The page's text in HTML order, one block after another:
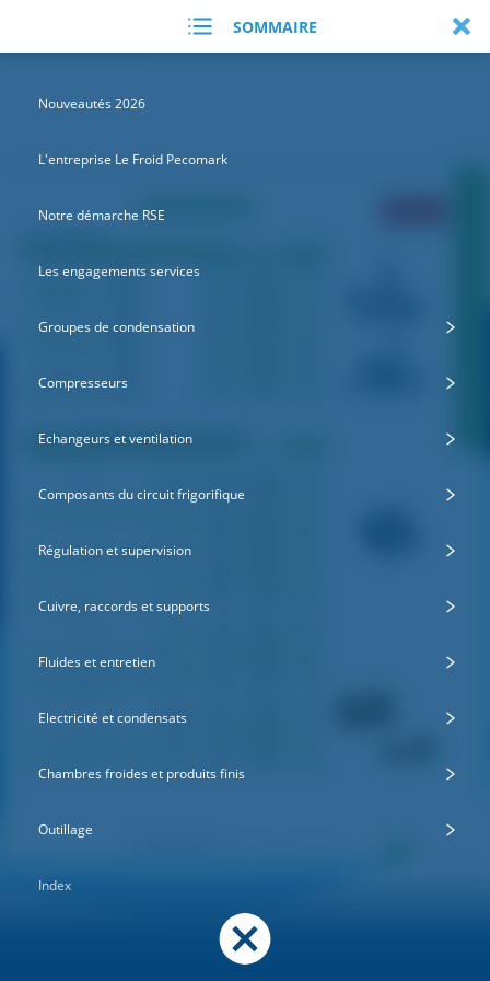
SOMMAIRE
Nouveautés 2026
L'entreprise Le Froid Pecomark
Notre démarche RSE
Les engagements services
Groupes de condensation
Compresseurs
Echangeurs et ventilation
Composants du circuit frigorifique
Régulation et supervision
Cuivre, raccords et supports
Fluides et entretien
Electricité et condensats
Chambres froides et produits finis
Outillage
Index